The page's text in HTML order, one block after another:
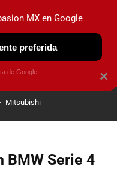
CIRCULA
Mitsubishi
BMW Serie 4
×
MX en Google
preferida
de Google